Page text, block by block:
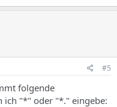
#5
folgende
"*" oder "*." eingebe: